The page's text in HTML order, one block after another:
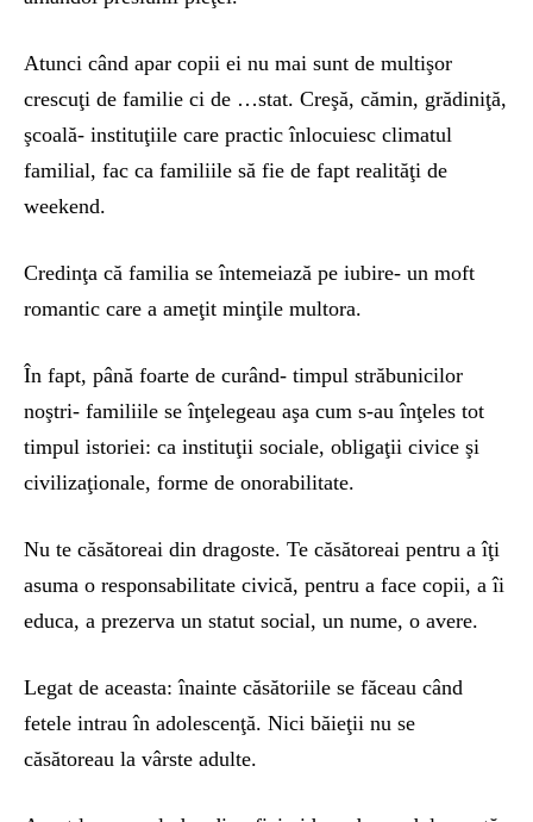
Atunci când apar copii ei nu mai sunt de multişor
crescuţi de familie ci de …stat. Creşă, cămin, grădiniţă,
şcoală- instituţiile care practic înlocuiesc climatul
familial, fac ca familiile să fie de fapt realităţi de
weekend.
Credinţa că familia se întemeiază pe iubire- un moft
romantic care a ameţit minţile multora.
În fapt, până foarte de curând- timpul străbunicilor
noştri- familiile se înţelegeau aşa cum s-au înţeles tot
timpul istoriei: ca instituţii sociale, obligaţii civice şi
civilizaţionale, forme de onorabilitate.
Nu te căsătoreai din dragoste. Te căsătoreai pentru a îţi
asuma o responsabilitate civică, pentru a face copii, a îi
educa, a prezerva un statut social, un nume, o avere.
Legat de aceasta: înainte căsătoriile se făceau când
fetele intrau în adolescenţă. Nici băieţii nu se
căsătoreau la vârste adulte.